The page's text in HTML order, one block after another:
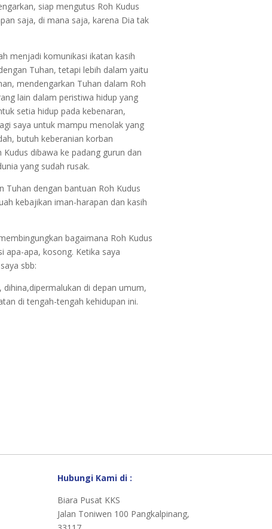
siap mengutus Roh Kudus
saja, di mana saja, karena Dia tak
menjadi komunikasi ikatan kasih
Tuhan, tetapi lebih dalam yaitu
mendengarkan Tuhan dalam Roh
lain dalam peristiwa hidup yang
setia hidup pada kebenaran,
saya untuk mampu menolak yang
butuh keberanian korban
dibawa ke padang gurun dan
yang sudah rusak.
dengan bantuan Roh Kudus
kebajikan iman-harapan dan kasih
bagaimana Roh Kudus
apa-apa, kosong. Ketika saya
sbb:
di depan umum,
di tengah-tengah kehidupan ini.
Hubungi Kami di :
Biara Pusat KKS
Jalan Toniwen 100 Pangkalpinang,